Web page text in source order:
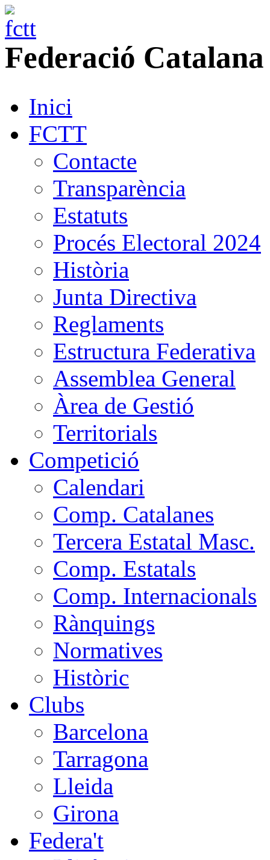
Federació Catalana
Inici
FCTT
Contacte
Transparència
Estatuts
Procés Electoral 2024
Història
Junta Directiva
Reglaments
Estructura Federativa
Assemblea General
Àrea de Gestió
Territorials
Competició
Calendari
Comp. Catalanes
Tercera Estatal Masc.
Comp. Estatals
Comp. Internacionals
Rànquings
Normatives
Històric
Clubs
Barcelona
Tarragona
Lleida
Girona
Federa't